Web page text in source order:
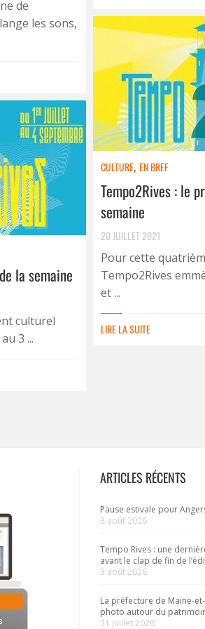
de
les sons,
CULTURE, EN BREF
Tempo2Rives : le
semaine
20 JUILLET 2021
Pour cette
Tempo2Rives
et ...
LIRE LA SUITE
la semaine
culturel
3 ...
ARTICLES RÉCENTS
Pause estivale pour
3 août 2026
Tempo Rives : une
avant le clap de fin de
3 août 2026
La préfecture de Maine-
photo autour du
31 juillet 2026